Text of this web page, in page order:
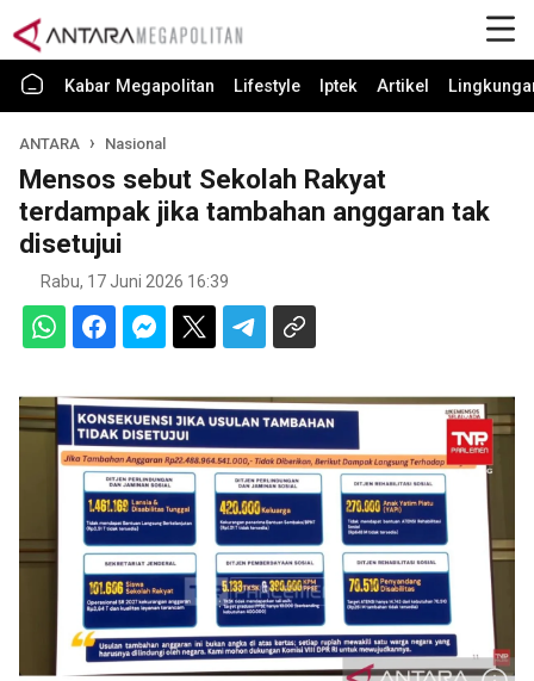
Kabar Megapolitan Lifestyle Iptek Artikel
ANTARA Nasional
Mensos sebut Sekolah Rakyat
terdampak jika tambahan anggaran tak
disetujui
Rabu, 17 Juni 2026 16:39